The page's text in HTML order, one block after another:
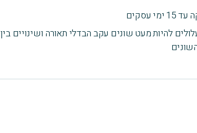
עסקים
להיות מעט שונים עקב הבדלי תאורה ושינויים בין